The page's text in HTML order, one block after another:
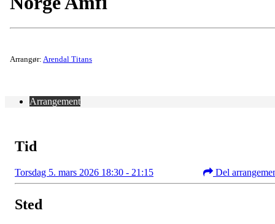
Arrangør: Arendal Titans
Arrangement
Tid
Torsdag 5. mars 2026 18:30 - 21:15 Del
Sted